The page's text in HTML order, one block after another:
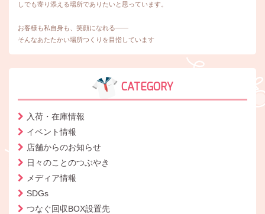
しでも寄り添える場所でありたいと思っています。
お客様も私自身も、笑顔になれる――
そんなあたたかい場所つくりを目指しています
CATEGORY
入荷・在庫情報
イベント情報
店舗からのお知らせ
日々のことのつぶやき
メディア情報
SDGs
つなぐ回収BOX設置先